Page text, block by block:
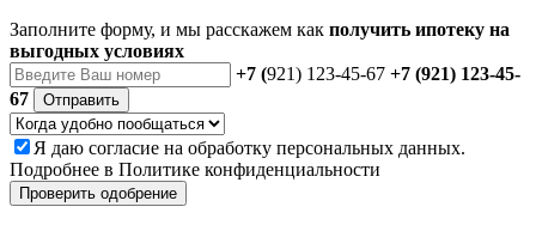
Заполните форму, и мы расскажем как получить ипотеку на
выгодных условиях
+7 (921) 123-45-67 +7 (921) 123-45-
67
Отправить
Я даю согласие на обработку персональных данных.
Подробнее в Политике конфиденциальности
Проверить одобрение